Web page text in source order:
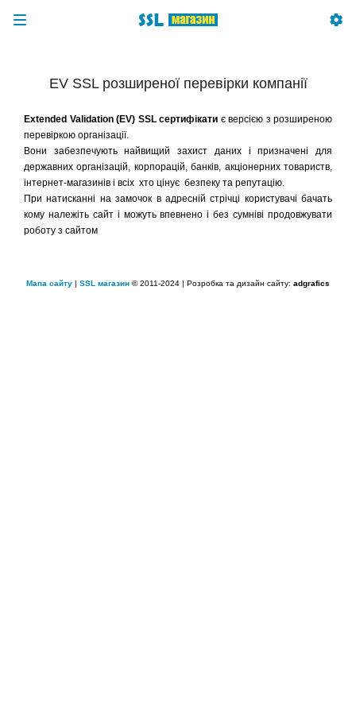
EV SSL розширеної перевірки компанії
Extended Validation (EV) SSL сертифікати є версією з розширеною
перевіркою організації.
Вони забезпечують найвищий захист даних і призначені для
державних організацій, корпорацій, банків, акціонерних товариств,
інтернет-магазинів і всіх хто цінує безпеку та репутацію.
При натисканні на замочок в адресній стрічці користувачі бачать
кому належіть сайт і можуть впевнено і без сумніві продовжувати
роботу з сайтом
Мапа сайту | SSL магазин © 2011-2024 | Розробка та дизайн сайту: adgrafics